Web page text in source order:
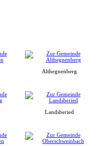
Althegnenberg
Landsberied